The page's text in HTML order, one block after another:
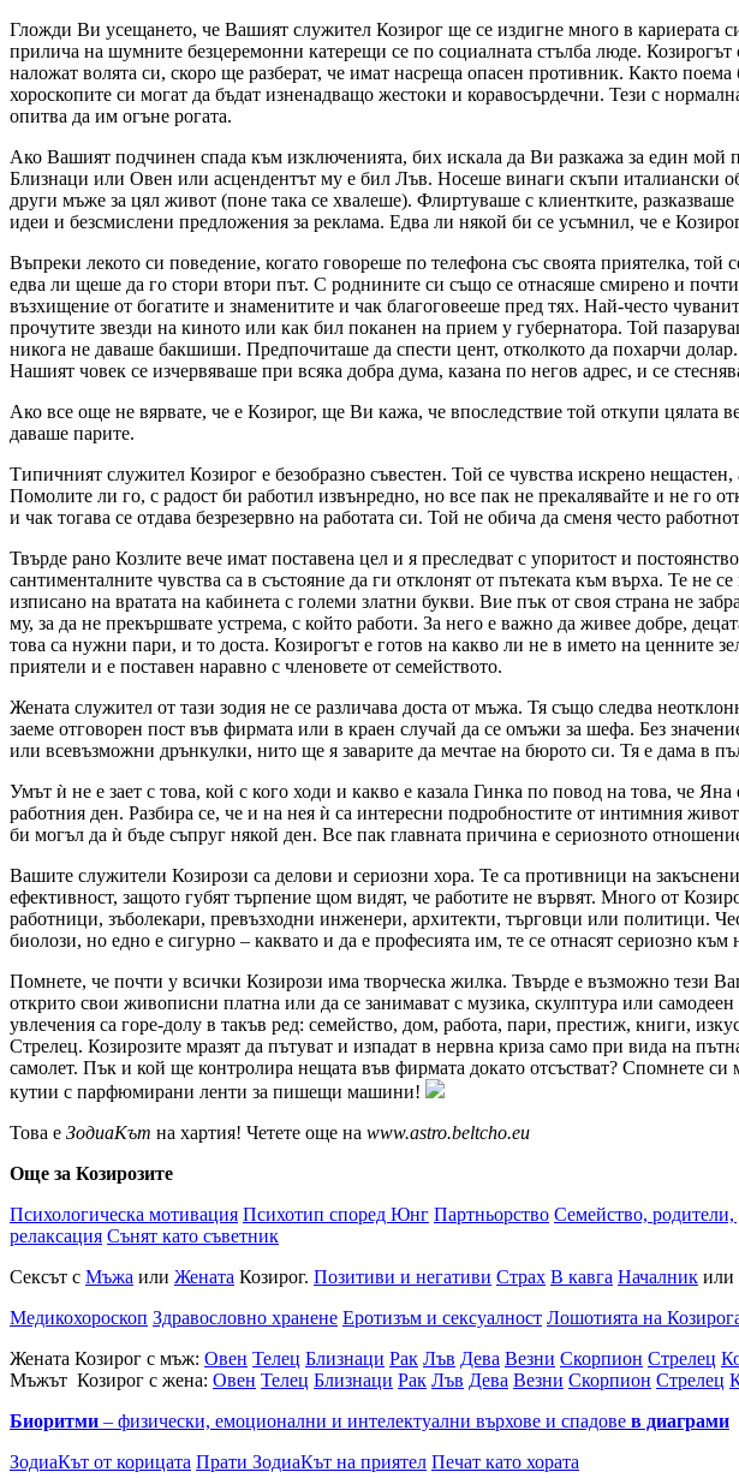
Гложди Ви усещането, че Вашият служител Козирог ще се издигне много в кариерата
прилича на шумните безцеремонни катерещи се по социалната стълба люде.
наложат волята си, скоро ще разберат, че имат насреща опасен противник. Както
хороскопите си могат да бъдат изненадващо жестоки и коравосърдечни. Тези с
опитва да им огъне рогата.
Ако Вашият подчинен спада към изключенията, бих искала да Ви разкажа за един мой
Близнаци или Овен или асцендентът му е бил Лъв. Носеше винаги скъпи италиански
други мъже за цял живот (поне така се хвалеше). Флиртуваше с клиентките,
идеи и безсмислени предложения за реклама. Едва ли някой би се усъмнил, че е
Въпреки лекото си поведение, когато говореше по телефона със своята приятелка,
едва ли щеше да го стори втори път. С роднините си също се отнасяше смирено и
възхищение от богатите и знаменитите и чак благоговееше пред тях. Най-често
прочутите звезди на киното или как бил поканен на прием у губернатора. Той
никога не даваше бакшиши. Предпочиташе да спести цент, отколкото да похарчи
Нашият човек се изчервяваше при всяка добра дума, казана по негов адрес, и се
Ако все още не вярвате, че е Козирог, ще Ви кажа, че впоследствие той откупи цялата
даваше парите.
Типичният служител Козирог е безобразно съвестен. Той се чувства искрено
Помолите ли го, с радост би работил извънредно, но все пак не прекалявайте и не го
и чак тогава се отдава безрезервно на работата си. Той не обича да сменя често
Твърде рано Козлите вече имат поставена цел и я преследват с упоритост и
сантименталните чувства са в състояние да ги отклонят от пътеката към върха. Те не
изписано на вратата на кабинета с големи златни букви. Вие пък от своя страна не
му, за да не прекършвате устрема, с който работи. За него е важно да живее добре,
това са нужни пари, и то доста. Козирогът е готов на какво ли не в името на ценните
приятели и е поставен наравно с членовете от семейството.
Жената служител от тази зодия не се различава доста от мъжа. Тя също следва
заеме отговорен пост във фирмата или в краен случай да се омъжи за шефа. Без
или всевъзможни дрънкулки, нито ще я заварите да мечтае на бюрото си. Тя е дама в
Умът ѝ не е зает с това, кой с кого ходи и какво е казала Гинка по повод на това, че
работния ден. Разбира се, че и на нея ѝ са интересни подробностите от интимния
би могъл да ѝ бъде съпруг някой ден. Все пак главната причина е сериозното
Вашите служители Козирози са делови и сериозни хора. Те са противници на
ефективност, защото губят търпение щом видят, че работите не вървят. Много от
работници, зъболекари, превъзходни инженери, архитекти, търговци или политици.
биолози, но едно е сигурно – каквато и да е професията им, те се отнасят сериозно към
Помнете, че почти у всички Козирози има творческа жилка. Твърде е възможно тези
открито свои живописни платна или да се занимават с музика, скулптура или
увлечения са горе-долу в такъв ред: семейство, дом, работа, пари, престиж, книги,
Стрелец. Козирозите мразят да пътуват и изпадат в нервна криза само при вида на
самолет. Пък и кой ще контролира нещата във фирмата докато отсъстват? Спомнете
кутии с парфюмирани ленти за пишещи машини!
Това е ЗодиаКът на хартия! Четете още на www.astro.beltcho.eu
Още за Козирозите
Психологическа мотивация Психотип според Юнг Партньорство Семейство, родители,
релаксация Сънят като съветник
Сексът с Мъжа или Жената Козирог. Позитиви и негативи Страх В кавга Началник или
Медикохороскоп Здравословно хранене Еротизъм и сексуалност Лошотията на
Жената Козирог с мъж: Овен Телец Близнаци Рак Лъв Дева Везни Скорпион Стрелец
Мъжът Козирог с жена: Овен Телец Близнаци Рак Лъв Дева Везни Скорпион Стрелец
Биоритми – физически, емоционални и интелектуални върхове и спадове в диаграми
ЗодиаКът от корицата Прати ЗодиаКът на приятел Печат като хората